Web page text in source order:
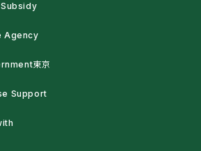
Agency
東京
Support